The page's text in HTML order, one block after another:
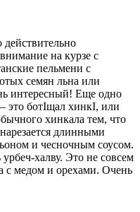
действительно
на курзе с
пельмени с
семян льна или
интересный! Еще одно
это ботІщал хинкІ, или
хинкала тем, что
длинными
и чесночным соусом.
халву. Это не совсем
с медом и орехами. Очень